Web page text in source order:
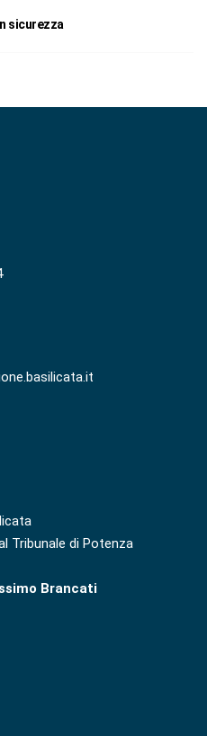
sicurezza
Tribunale di Potenza
Brancati